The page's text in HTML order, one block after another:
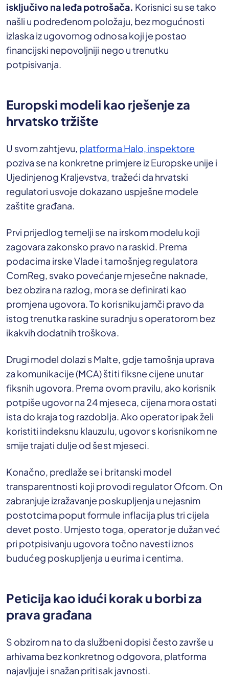
isključivo na leđa potrošača. Korisnici su se tako
našli u podređenom položaju, bez mogućnosti
izlaska iz ugovornog odnosa koji je postao
financijski nepovoljniji nego u trenutku
potpisivanja.
Europski modeli kao rješenje za
hrvatsko tržište
U svom zahtjevu, platforma Halo, inspektore
poziva se na konkretne primjere iz Europske unije i
Ujedinjenog Kraljevstva, tražeći da hrvatski
regulatori usvoje dokazano uspješne modele
zaštite građana.
Prvi prijedlog temelji se na irskom modelu koji
zagovara zakonsko pravo na raskid. Prema
podacima irske Vlade i tamošnjeg regulatora
ComReg, svako povećanje mjesečne naknade,
bez obzira na razlog, mora se definirati kao
promjena ugovora. To korisniku jamči pravo da
istog trenutka raskine suradnju s operatorom bez
ikakvih dodatnih troškova.
Drugi model dolazi s Malte, gdje tamošnja uprava
za komunikacije (MCA) štiti fiksne cijene unutar
fiksnih ugovora. Prema ovom pravilu, ako korisnik
potpiše ugovor na 24 mjeseca, cijena mora ostati
ista do kraja tog razdoblja. Ako operator ipak želi
koristiti indeksnu klauzulu, ugovor s korisnikom ne
smije trajati dulje od šest mjeseci.
Konačno, predlaže se i britanski model
transparentnosti koji provodi regulator Ofcom. On
zabranjuje izražavanje poskupljenja u nejasnim
postotcima poput formule inflacija plus tri cijela
devet posto. Umjesto toga, operator je dužan već
pri potpisivanju ugovora točno navesti iznos
budućeg poskupljenja u eurima i centima.
Peticija kao idući korak u borbi za
prava građana
S obzirom na to da službeni dopisi često završe u
arhivama bez konkretnog odgovora, platforma
najavljuje i snažan pritisak javnosti.